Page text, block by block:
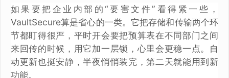
如果要把企业内部的“要害文件”看得紧一些，
VaultSecure算是省心的一类。它把存储和传输两个环
节都盯得很严，平时开会要把预算表在不同部门之间
来回传的时候，用它加一层锁，心里会更稳一点。自
动更新也挺安静，半夜悄悄装完，第二天就能用到新
功能。